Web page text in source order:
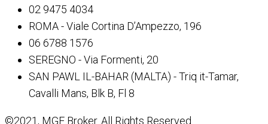
02 9475 4034
ROMA - Viale Cortina D’Ampezzo, 196
06 6788 1576
SEREGNO - Via Formenti, 20
SAN PAWL IL-BAHAR (MALTA) - Triq it-Tamar,
Cavalli Mans, Blk B, Fl 8
©2021, MGE Broker. All Rights Reserved.